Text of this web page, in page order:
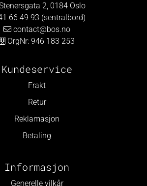
2, 0184 Oslo
66 49 93 (sentralbord)
contact@bos.no
OrgNr: 946 183 253
Kundeservice
Frakt
Retur
Reklamasjon
Betaling
Informasjon
Generelle vilkår